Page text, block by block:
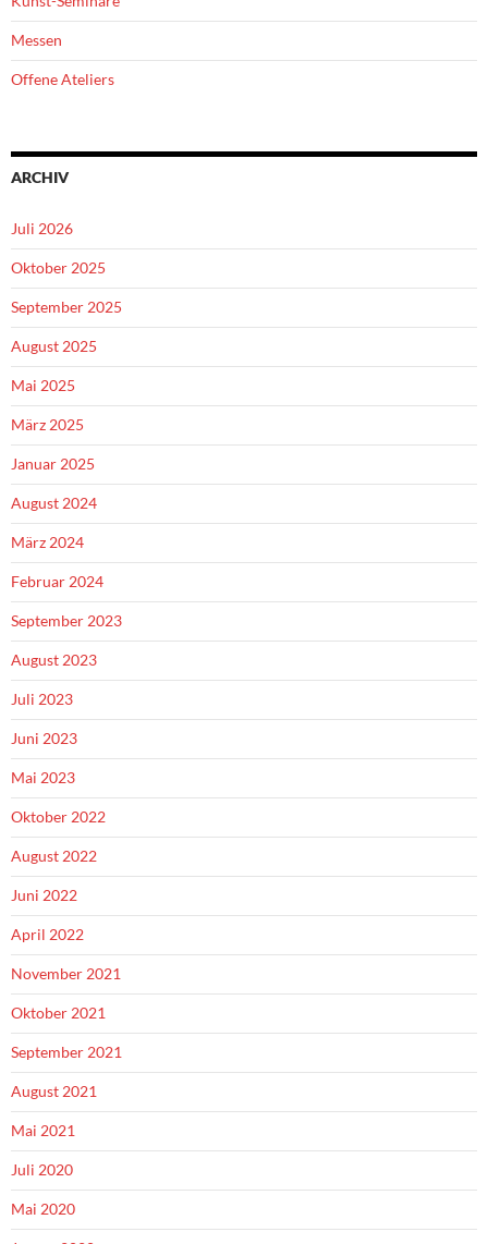
Messen
Offene Ateliers
ARCHIV
Juli 2026
Oktober 2025
September 2025
August 2025
Mai 2025
März 2025
Januar 2025
August 2024
März 2024
Februar 2024
September 2023
August 2023
Juli 2023
Juni 2023
Mai 2023
Oktober 2022
August 2022
Juni 2022
April 2022
November 2021
Oktober 2021
September 2021
August 2021
Mai 2021
Juli 2020
Mai 2020